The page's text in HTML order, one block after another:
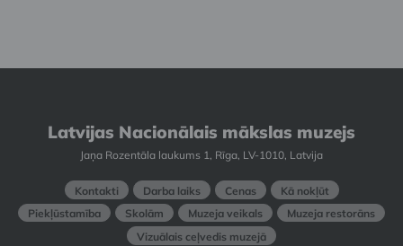
Latvijas Nacionālais mākslas muzejs
Jaņa Rozentāla laukums 1, Rīga, LV-1010, Latvija
Kontakti Darba laiks Cenas
Kā nokļūt
Piekļūstamība
Skolām Muzeja veikals
Muzeja restorāns
Vizuālais ceļvedis muzejā